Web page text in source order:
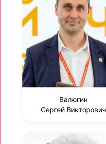
Валюгин
Сергей Викторович